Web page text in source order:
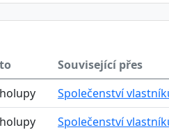
Související přes
Společenství
Společenství